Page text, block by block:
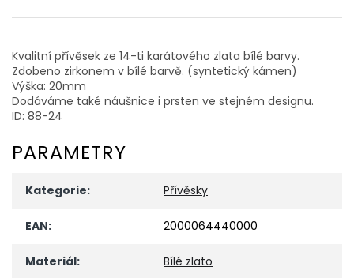
Kvalitní přívěsek ze 14-ti karátového zlata bílé barvy.
Zdobeno zirkonem v bílé barvě. (syntetický kámen)
Výška: 20mm
Dodáváme také náušnice i prsten ve stejném designu.
ID: 88-24
PARAMETRY
Kategorie: Přívěsky
EAN: 2000064440000
Materiál: Bílé zlato